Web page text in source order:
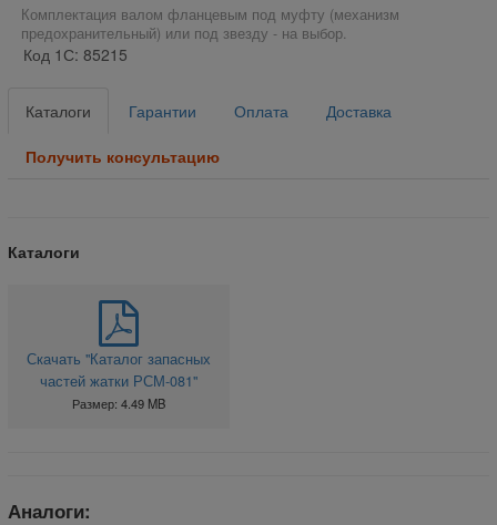
Комплектация валом фланцевым под муфту (механизм
предохранительный) или под звезду - на выбор.
Код 1С: 85215
Каталоги Гарантии Оплата Доставка
Получить консультацию
Каталоги
Скачать "Каталог запасных
частей жатки РСМ-081"
Размер: 4.49 MB
Аналоги: